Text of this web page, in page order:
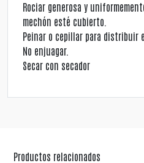
Rociar generosa y
mechón esté cubierto.
Peinar o cepillar para distribuir
No enjuagar.
Secar con secador
Productos relacionados